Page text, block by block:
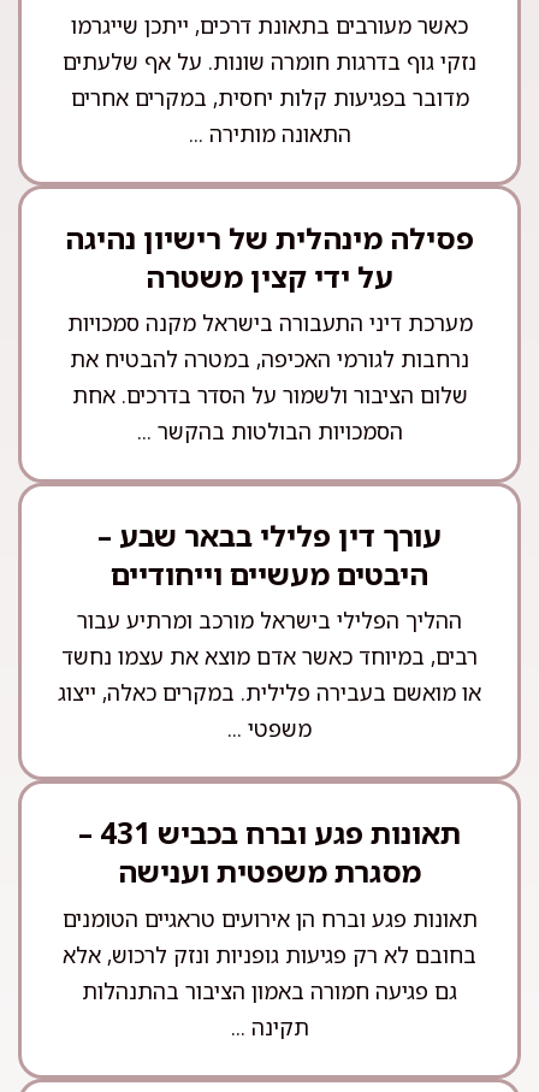
כאשר מעורבים בתאונת דרכים, ייתכן שייגרמו
נזקי גוף בדרגות חומרה שונות. על אף שלעתים
מדובר בפגיעות קלות יחסית, במקרים אחרים
התאונה מותירה ...
פסילה מינהלית של רישיון נהיגה
על ידי קצין משטרה
מערכת דיני התעבורה בישראל מקנה סמכויות
נרחבות לגורמי האכיפה, במטרה להבטיח את
שלום הציבור ולשמור על הסדר בדרכים. אחת
הסמכויות הבולטות בהקשר ...
עורך דין פלילי בבאר שבע –
היבטים מעשיים וייחודיים
ההליך הפלילי בישראל מורכב ומרתיע עבור
רבים, במיוחד כאשר אדם מוצא את עצמו נחשד
או מואשם בעבירה פלילית. במקרים כאלה, ייצוג
משפטי ...
תאונות פגע וברח בכביש 431 –
מסגרת משפטית וענישה
תאונות פגע וברח הן אירועים טראגיים הטומנים
בחובם לא רק פגיעות גופניות ונזק לרכוש, אלא
גם פגיעה חמורה באמון הציבור בהתנהלות
תקינה ...